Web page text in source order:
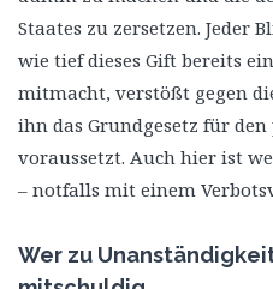
Staates zu zersetzen. Jeder
wie tief dieses Gift bereits
mitmacht, verstößt gegen
ihn das Grundgesetz für
voraussetzt. Auch hier ist
– notfalls mit einem
Wer zu